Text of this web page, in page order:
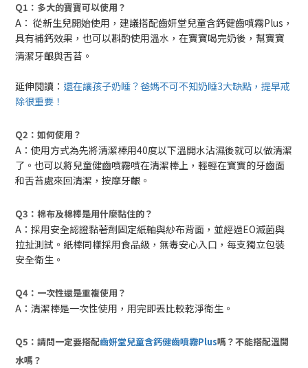
Q1：多大的寶寶可以使用？
A： 從新生兒開始使用，建議搭配齒妍堂兒童含鈣健齒噴霧Plus，
具有補鈣效果，也可以斟酌使用溫水，在寶寶喝完奶後，幫寶寶
清潔牙齦與舌苔。
延伸閱讀： 還在讓孩子奶睡？爸媽不可不知奶睡3大缺點，提早戒
除很重要！
Q2：如何使用？
A：使用方式為先將清潔棒用40度以下溫開水沾濕後就可以做清潔
了。也可以將兒童健齒噴霧噴在清潔棒上，輕輕在寶寶的牙齒面
和舌苔處來回清潔，按摩牙齦。
Q3：棉布及棉棒是用什麼黏住的？
A：採用安全認證黏著劑固定紙軸與紗布背面，並經過EO滅菌與
拉扯測試。紙棒同樣採用食品級，無毒安心入口，每支獨立包裝
安全衛生。
Q4：一次性還是重複使用？
A：清潔棒是一次性使用，用完即丟比較乾淨衛生。
Q5：請問一定要搭配齒妍堂兒童含鈣健齒噴霧Plus嗎 ？不能搭配溫開
水嗎？